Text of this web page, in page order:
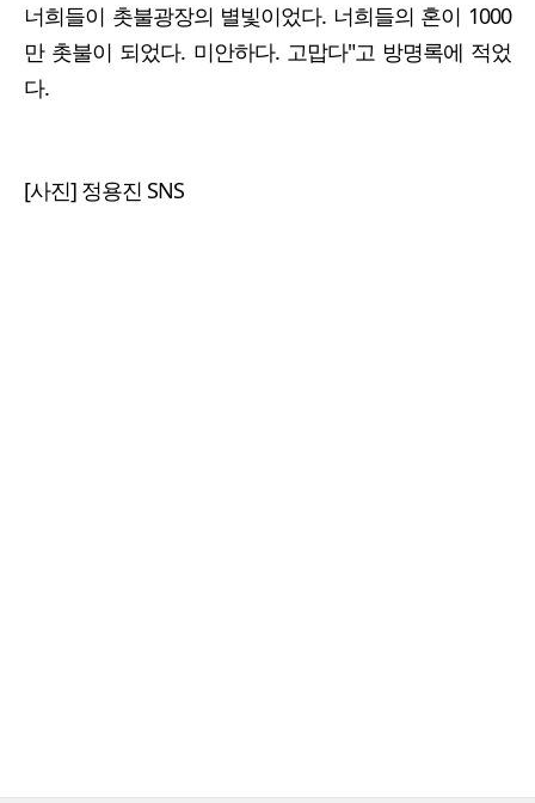
너희들이 촛불광장의 별빛이었다. 너희들의 혼이 1000
만 촛불이 되었다. 미안하다. 고맙다"고 방명록에 적었
다.
[사진] 정용진 SNS